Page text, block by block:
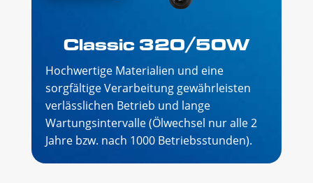
Classic 320/50W
Hochwertige Materialien und eine
sorgfältige Verarbeitung gewährleisten
verlässlichen Betrieb und lange
Wartungsintervalle (Ölwechsel nur alle 2
Jahre bzw. nach 1000 Betriebsstunden).